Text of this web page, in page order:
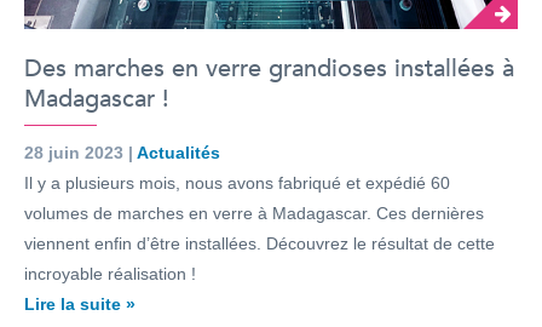
Des marches en verre grandioses installées à
Madagascar !
28 juin 2023 | Actualités
Il y a plusieurs mois, nous avons fabriqué et expédié 60
volumes de marches en verre à Madagascar. Ces dernières
viennent enfin d’être installées. Découvrez le résultat de cette
incroyable réalisation !
Lire la suite »